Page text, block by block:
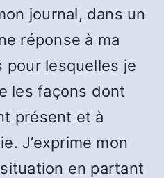
journal, dans un
réponse à ma
pour lesquelles je
les façons dont
présent et à
J’exprime mon
en partant